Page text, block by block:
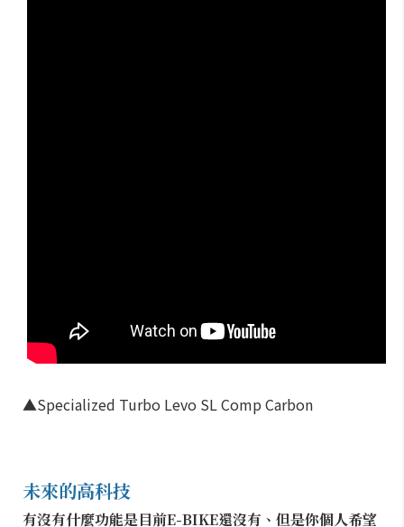
▲Specialized Turbo Levo SL Comp Carbon
未來的高科技
有沒有什麼功能是目前E-BIKE還沒有、但是你個人希望